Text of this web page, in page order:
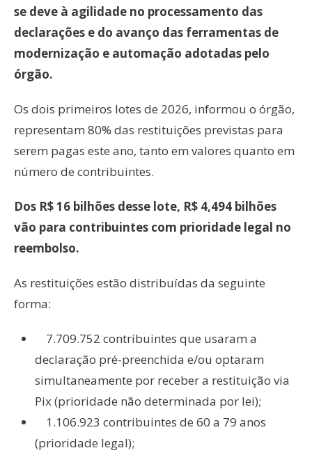
se deve à agilidade no processamento das
declarações e do avanço das ferramentas de
modernização e automação adotadas pelo
órgão.
Os dois primeiros lotes de 2026, informou o órgão,
representam 80% das restituições previstas para
serem pagas este ano, tanto em valores quanto em
número de contribuintes.
Dos R$ 16 bilhões desse lote, R$ 4,494 bilhões
vão para contribuintes com prioridade legal no
reembolso.
As restituições estão distribuídas da seguinte
forma:
7.709.752 contribuintes que usaram a
declaração pré-preenchida e/ou optaram
simultaneamente por receber a restituição via
Pix (prioridade não determinada por lei);
1.106.923 contribuintes de 60 a 79 anos
(prioridade legal);